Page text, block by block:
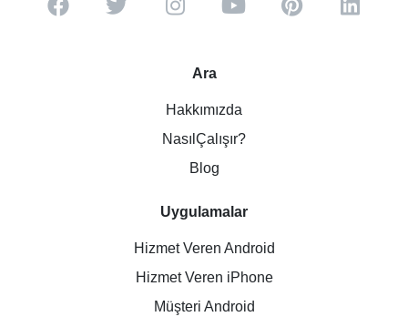
Ara
Hakkımızda
NasılÇalışır?
Blog
Uygulamalar
Hizmet Veren Android
Hizmet Veren iPhone
Müşteri Android